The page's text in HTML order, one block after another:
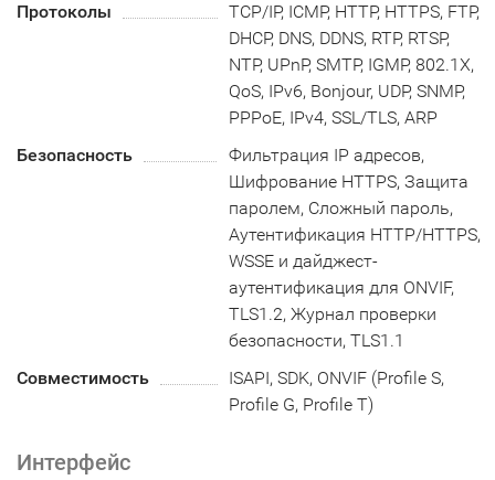
Протоколы
TCP/IP, ICMP, HTTP, HTTPS, FTP,
DHCP, DNS, DDNS, RTP, RTSP,
NTP, UPnP, SMTP, IGMP, 802.1X,
QoS, IPv6, Bonjour, UDP, SNMP,
PPPoE, IPv4, SSL/TLS, ARP
Безопасность
Фильтрация IP адресов,
Шифрование HTTPS, Защита
паролем, Сложный пароль,
Аутентификация HTTP/HTTPS,
WSSE и дайджест-
аутентификация для ONVIF,
TLS1.2, Журнал проверки
безопасности, TLS1.1
Совместимость
ISAPI, SDK, ONVIF (Profile S,
Profile G, Profile T)
Интерфейс